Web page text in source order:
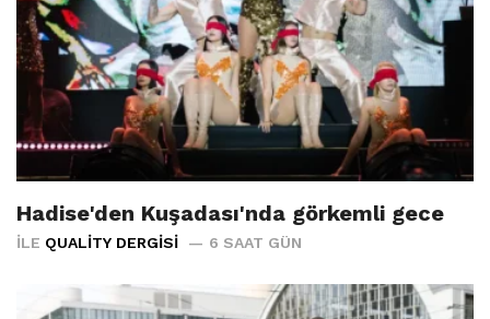
Hadise'den Kuşadası'nda görkemli gece
İLE QUALITY DERGISI 6 SAAT GÜN